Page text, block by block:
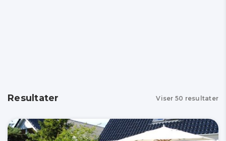
Resultater Viser 50 resultater